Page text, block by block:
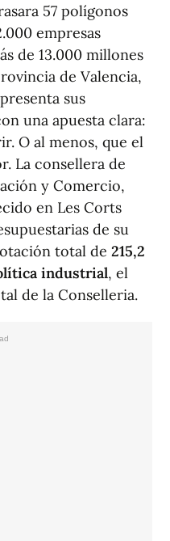
57 polígonos
empresas
de 13.000 millones
de Valencia,
sus
una apuesta clara:
O al menos, que el
La consellera de
y Comercio,
en Les Corts
de su
total de 215,2
industrial, el
de la Conselleria.